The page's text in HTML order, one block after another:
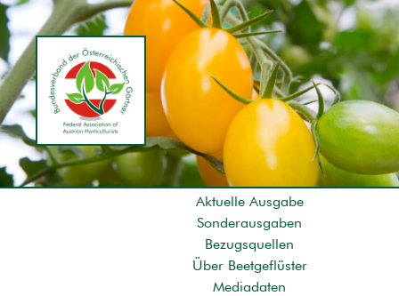
Aktuelle Ausgabe
Sonderausgaben
Bezugsquellen
Über Beetgeflüster
Mediadaten